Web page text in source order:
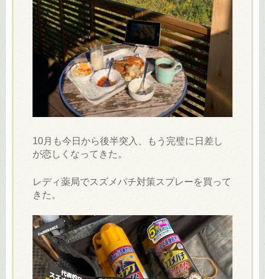
10月も今日から後半突入、もう完璧に日差し
が恋しくなってきた。
レディ薬局でスズメバチ対策スプレーを買って
きた。